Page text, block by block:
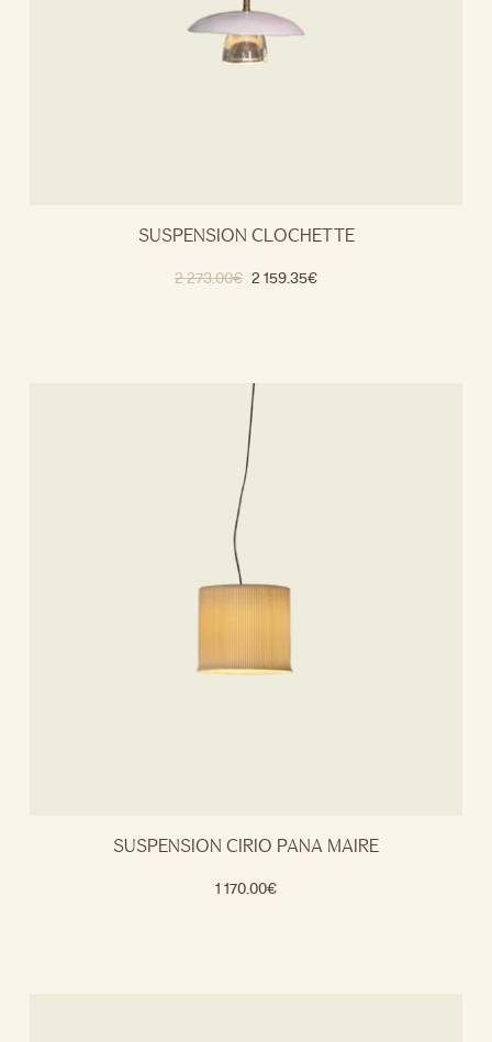
SUSPENSION CLOCHETTE
2 273.00€ 2 159.35€
SUSPENSION CIRIO PANA MAIRE
1 170.00€